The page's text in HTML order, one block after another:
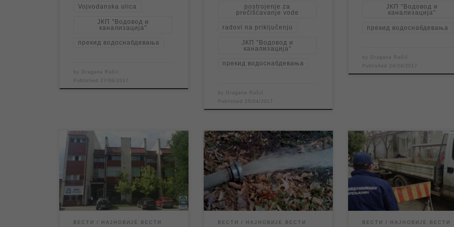
Vojvođanska ulica
ЈКП "Водовод и
канализација"
прекид водоснабдевања
by
Dragana Rašić
Published 27/06/2017
postrojenje za
prečišćavanje vode
radovi na priključenju
ЈКП "Водовод и
канализација"
прекид водоснабдевања
by
Dragana Rašić
Published 25/04/2017
ЈКП "Водовод и
канализација"
прекид водоснабдевања
by
Dragana Rašić
Published 24/04/2017
ЈКП „Водовод и канализација“
Зрењанин обавештава кориснике
да за време Ускршњих празника
шалтер Службе информисања за
предају захтева и инфо-пулт, као и
благајна у згради ЈКП „Водовод и
канализација“ у Петефијевој 3 у
ВЕСТИ НАЈНОВИЈЕ ВЕСТИ
Данас у току преподнева радници
ЈКП „Водовод и канализација“
вршиће испирање водоводне
мреже у насељу Сава Ковачевић и
Новој мужљанској колонији као и у
улицама Југ Богдана и Нушићевој. Из
тог разлога могуће је да ће у
ВЕСТИ НАЈНОВИЈЕ ВЕСТИ
Због отклањања квара на
мрежи од 10,00 часова
је водоснабдевање у
околним улицама. Екипе ЈКП
„Водовод и канализација“ су од
момента пријаве квара на
раде на санацији истог, и према
ВЕСТИ НАЈНОВИЈЕ ВЕСТИ